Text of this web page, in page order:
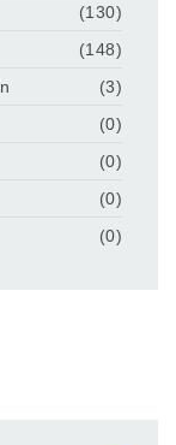
(130)
(148)
(3)
(0)
(0)
(0)
(0)